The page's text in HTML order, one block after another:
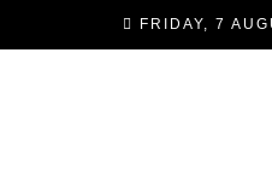
FRIDAY, 7